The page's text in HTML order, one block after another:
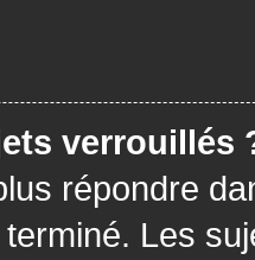
verrouillés
répondre
Les